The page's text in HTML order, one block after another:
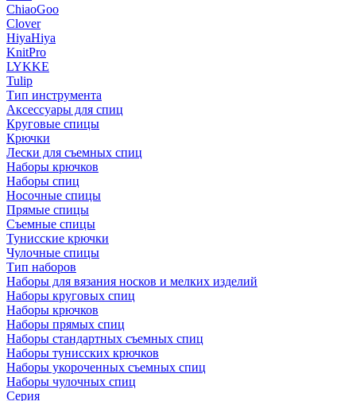
ChiaoGoo
Clover
HiyaHiya
KnitPro
LYKKE
Tulip
Тип инструмента
Аксессуары для спиц
Круговые спицы
Крючки
Лески для съемных спиц
Наборы крючков
Наборы спиц
Носочные спицы
Прямые спицы
Съемные спицы
Тунисские крючки
Чулочные спицы
Тип наборов
Наборы для вязания носков и мелких изделий
Наборы круговых спиц
Наборы крючков
Наборы прямых спиц
Наборы стандартных съемных спиц
Наборы тунисских крючков
Наборы укороченных съемных спиц
Наборы чулочных спиц
Серия